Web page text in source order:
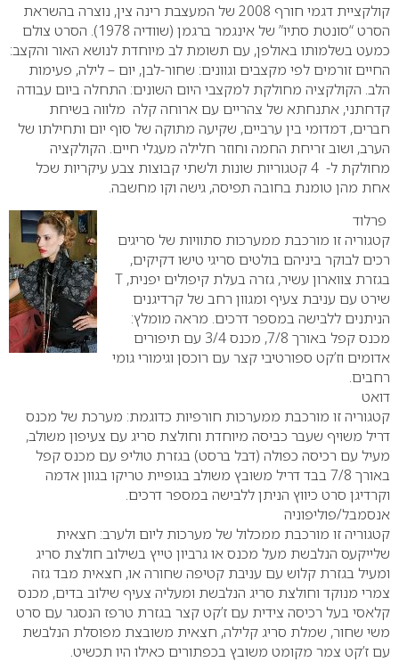
קולקציית דגמי חורף 2008 של המעצבת רינה צין, נוצרה בהשראת
הסרט “סונטת סתיו” של אינגמר ברגמן (שוודיה 1978). הסרט צולם
כמעט בשלמותו באולפן, עם תשומת לב מיוחדת לנושא האור והקצב:
החיים זורמים לפי מקצבים וגוונים: שחור-לבן, יום – לילה, פעימות
הלב. הקולקציה מחולקת למקצבי היום השונים: התחלה ביום עבודה
קדחתני, אתנחתא של צהריים עם ארוחה קלה מלווה בשיחת
חברים, דמדומי בין ערביים, שקיעה מתוקה של סוף יום ותחילתו של
הערב, ושוב זריחת החמה וחוזר חלילה מעגלי חיים. הקולקציה
מחולקת ל- 4 קטגוריות שונות ולשתי קבוצות צבע עיקריות שכל
אחת מהן טומנת בחובה תפיסה, גישה וקו מחשבה.
פרלוד
קטגוריה זו מורכבת ממערכות סתוויות של סריגים
רכים לבוקר ביניהם בולטים סריגי טישו דקיקים,
בגזרת צווארון עשיר, גזרה בעלת קיפולים יפנית, T
שירט עם עניבת צעיף ומגוון רחב של קרדיגנים
הניתנים ללבישה במספר דרכים. מראה מומלץ:
מכנס קפל באורך 7/8, מכנס 3/4 עם תיפורים
אדומים וז’קט ספורטיבי קצר עם רוכסן וגימורי גומי
רחבים.
דואט
קטגוריה זו מורכבת ממערכות חורפיות כדוגמת: מערכת של מכנס
דריל משויף שעבר כביסה מיוחדת וחולצת סריג עם צעיפון משולב,
מעיל עם רכיסה כפולה (דבל ברסט) בגזרת טוליפ עם מכנס קפל
באורך 7/8 בבד דריל משובץ משולב בגופיית טריקו בגוון אדמה
וקרדיגן סרט כיווץ הניתן ללבישה במספר דרכים.
אנסמבל/פוליפוניה
קטגוריה זו מורכבת ממכלול של מערכות ליום ולערב: חצאית
שלייקעס הנלבשת מעל מכנס או גרביון טייץ בשילוב חולצת סריג
ומעיל בגזרת קלוש עם עניבת קטיפה שחורה או, חצאית מבד גזה
צמרי מנוקד וחולצת סריג הנלבשת ומעליה צעיף שילוב בדים, מכנס
קלאסי בעל רכיסה צידית עם ז’קט קצר בגזרת טרפז הנסגר עם סרט
משי שחור, שמלת סריג קלילה, חצאית משובצת מפוסלת הנלבשת
עם ז’קט צמר מקומט משובץ בכפתורים כאילו היו תכשיט.